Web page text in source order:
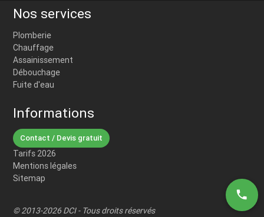
phone
Nos services
Plomberie
Chauffage
Assainissement
Débouchage
Fuite d'eau
Informations
Contact / Devis gratuit
Tarifs 2026
Mentions légales
Sitemap
© 2013-2026 DCI - Tous droits réservés